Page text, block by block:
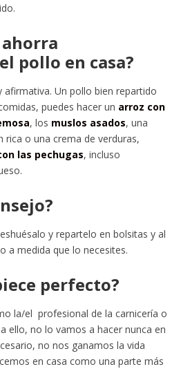
ahorra
pollo en casa?
afirmativa. Un pollo bien repartido
puedes hacer un arroz con
, los muslos asados, una
rica o una crema de verduras,
las pechugas, incluso
y repartelo en bolsitas y al
a medida que lo necesites.
perfecto?
la/el profesional de la carnicería o
ello, no lo vamos a hacer nunca en
no nos ganamos la vida
en casa como una parte más